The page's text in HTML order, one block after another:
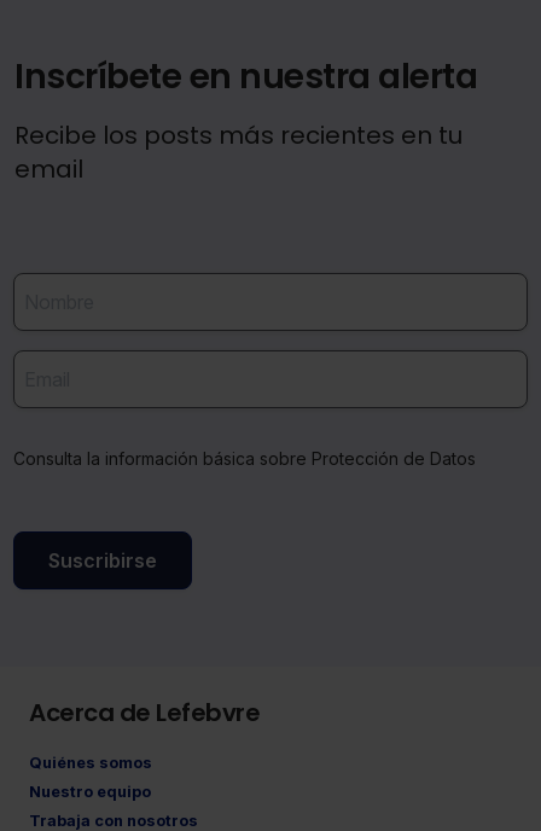
Inscríbete en nuestra alerta
Recibe los posts más recientes en tu
email
Consulta la información básica sobre Protección de Datos
Suscribirse
Acerca de Lefebvre
Quiénes somos
Nuestro equipo
Trabaja con nosotros